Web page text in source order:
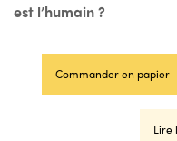
est l’humain ?
Commander en papier
Lire